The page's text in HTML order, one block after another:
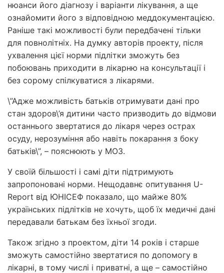
нюанси його діагнозу і варіанти лікування, а ще
ознайомити його з відповідною меддокументацією.
Раніше такі можливості були передбачені тільки
для повнолітніх. На думку авторів проекту, після
ухвалення цієї норми підлітки зможуть без
побоювань приходити в лікарню на консультації і
без сорому спілкуватися з лікарями.
\”Адже можливість батьків отримувати дані про
стан здоров\’я дитини часто призводить до відмови
останнього звертатися до лікаря через острах
осуду, нерозуміння або навіть покарання з боку
батьків\”, – пояснюють у МОЗ.
У своїй більшості і самі діти підтримують
запропоновані норми. Нещодавнє опитування U-
Report від ЮНІСЕФ показало, що майже 80%
українських підлітків не хочуть, щоб їх медичні дані
передавали батькам без їхньої згоди.
Також згідно з проектом, діти 14 років і старше
зможуть самостійно звертатися по допомогу в
лікарні, в тому числі і приватні, а ще – самостійно